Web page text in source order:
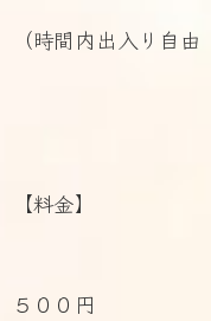
（時間内出入り自由
【料金】
５００円